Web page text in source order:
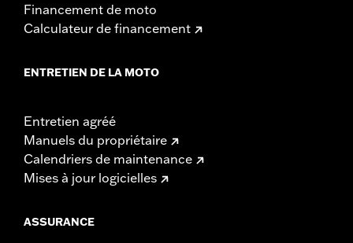
Financement de moto
Calculateur de financement
ENTRETIEN DE LA MOTO
Entretien agréé
Manuels du propriétaire
Calendriers de maintenance
Mises à jour logicielles
ASSURANCE